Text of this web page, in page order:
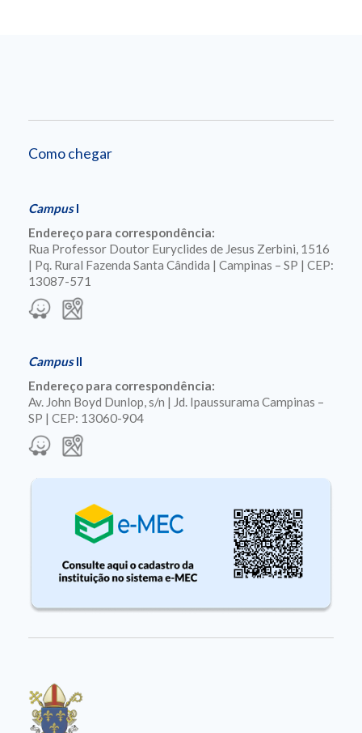
Como chegar
CampusI
Endereço para correspondência:
Rua Professor Doutor Euryclides de Jesus Zerbini, 1516
| Pq. Rural Fazenda Santa Cândida | Campinas – SP | CEP:
13087-571
CampusII
Endereço para correspondência:
Av. John Boyd Dunlop, s/n | Jd. Ipaussurama Campinas –
SP | CEP: 13060-904